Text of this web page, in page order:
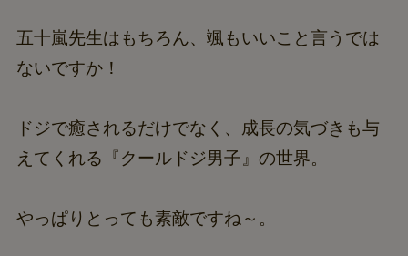
五十嵐先生はもちろん、颯もいいこと言うでは
ないですか！
ドジで癒されるだけでなく、成長の気づきも与
えてくれる『クールドジ男子』の世界。
やっぱりとっても素敵ですね～。